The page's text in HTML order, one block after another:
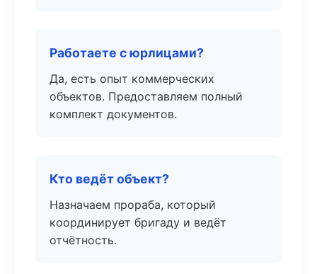
Работаете с юрлицами?
Да, есть опыт коммерческих
объектов. Предоставляем полный
комплект документов.
Кто ведёт объект?
Назначаем прораба, который
координирует бригаду и ведёт
отчётность.